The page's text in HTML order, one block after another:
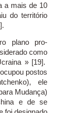
a mais de 10
do território
plano pro-
como
» [19].
postos
ele
Mudança)
e de se